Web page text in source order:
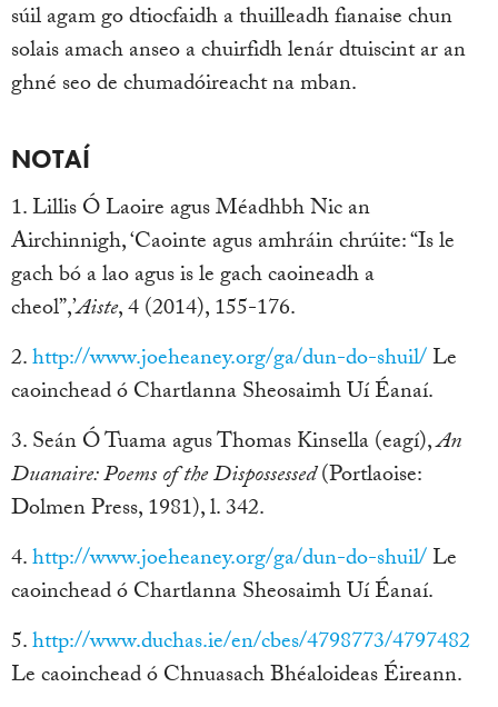
súil agam go dtiocfaidh a thuilleadh fianaise chun
solais amach anseo a chuirfidh lenár dtuiscint ar an
ghné seo de chumadóireacht na mban.
NOTAÍ
1. Lillis Ó Laoire agus Méadhbh Nic an
Airchinnigh, ‘Caointe agus amhráin chrúite: “Is le
gach bó a lao agus is le gach caoineadh a
cheol”,’Aiste, 4 (2014), 155-176.
2.http://www.joeheaney.org/ga/dun-do-shuil/Le
caoinchead ó Chartlanna Sheosaimh Uí Éanaí.
3. Seán Ó Tuama agus Thomas Kinsella (eagí),An
Duanaire: Poems of the Dispossessed(Portlaoise:
Dolmen Press, 1981), l. 342.
4.http://www.joeheaney.org/ga/dun-do-shuil/Le
caoinchead ó Chartlanna Sheosaimh Uí Éanaí.
5.http://www.duchas.ie/en/cbes/4798773/4797482
Le caoinchead ó Chnuasach Bhéaloideas Éireann.